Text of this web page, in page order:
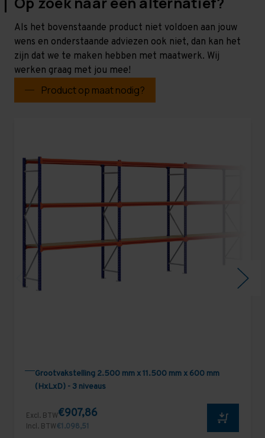
Als het bovenstaande product niet voldoen aan jouw
wens en onderstaande adviezen ook niet, dan kan het
zijn dat we te maken hebben met maatwerk. Wij
werken graag met jou mee!
Product op maat nodig?
Grootvakstelling 2.500 mm x 11.500 mm x 600 mm
(HxLxD) - 3 niveaus
Excl. BTW€907,86
Incl. BTW€1.098,51